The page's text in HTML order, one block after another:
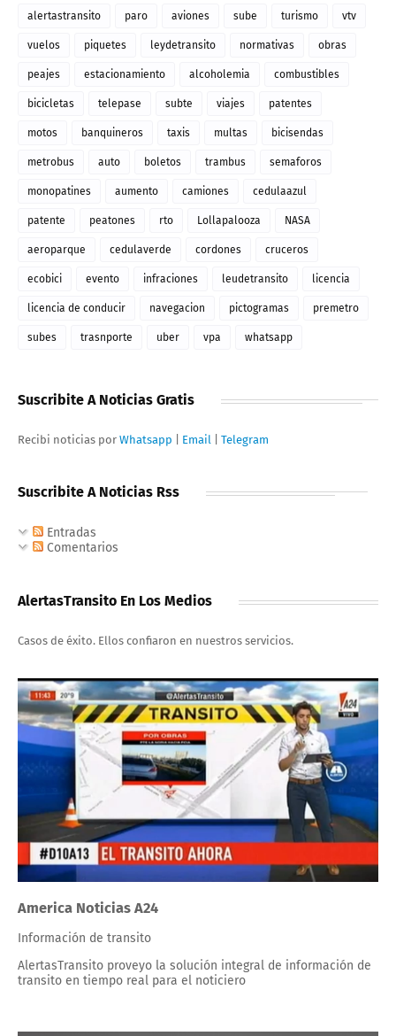
alertastransito paro aviones sube turismo vtv
vuelos piquetes leydetransito normativas obras
peajes estacionamiento alcoholemia combustibles
bicicletas telepase subte viajes patentes
motos banquineros taxis multas bicisendas
metrobus auto boletos trambus semaforos
monopatines aumento camiones cedulaazul
patente peatones rto Lollapalooza NASA
aeroparque cedulaverde cordones cruceros
ecobici evento infraciones leudetransito licencia
licencia de conducir navegacion pictogramas premetro
subes trasnporte uber vpa whatsapp
Suscribite A Noticias Gratis
Recibi noticias por Whatsapp Email Telegram
Suscribite A Noticias Rss
Entradas
Comentarios
AlertasTransito En Los Medios
Casos de éxito. Ellos confiaron en nuestros servicios.
America Noticias A24
Información de transito
AlertasTransito proveyo la solución integral de información de
transito en tiempo real para el noticiero